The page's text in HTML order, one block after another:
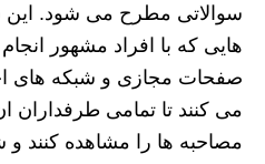
سوالاتی مطرح می شود. این
هایی که با افراد مشهور
صفحات مجازی و شبکه های
می کنند تا تمامی طرفداران
مصاحبه ها را مشاهده کنند و